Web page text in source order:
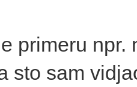
primeru
sto sam